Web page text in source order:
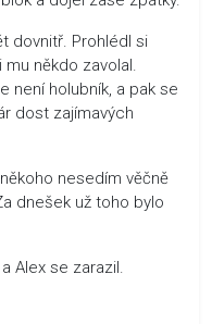
dovnitř. Prohlédl si
někdo zavolal.
není holubník, a pak se
dost zajímavých
nesedím věčně
dnešek už toho bylo
Alex se zarazil.